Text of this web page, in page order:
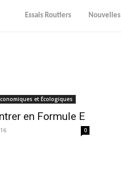
Essais Routiers Nouvelles
et Écologiques
en Formule E
0